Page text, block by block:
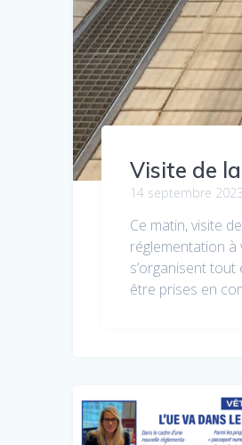
Visite de
14 septembre 2023
Ce matin, visite
réglementation à
s’organisent
être prises en